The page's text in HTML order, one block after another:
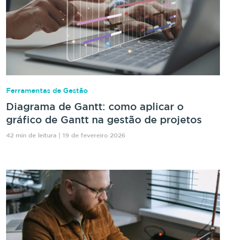
Ferramentas de Gestão
Diagrama de Gantt: como aplicar o
gráfico de Gantt na gestão de projetos
42 min de leitura | 19 de fevereiro 2026